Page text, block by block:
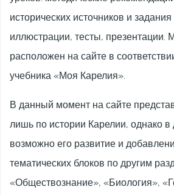
исторических источников и
иллюстрации, тесты, презентации.
расположен на сайте в
учебника «Моя Карелия».
В данный момент на сайте
лишь по истории Карелии, однако
возможно его развитие и
тематических блоков по другим
«Обществознание», «Биология»,